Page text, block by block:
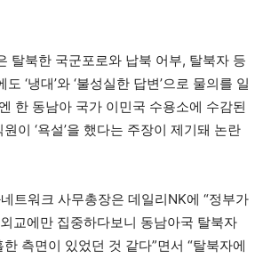
탈북한 국군포로와 납북 어부, 탈북자 등
‘냉대’와 ‘불성실한 답변’으로 물의를 일
한 동남아 국가 이민국 수용소에 수감된
이 ‘욕설’을 했다는 주장이 제기돼 논란
트워크 사무총장은 데일리NK에 “정부가
교에만 집중하다보니 동남아국 탈북자
측면이 있었던 것 같다”면서 “탈북자에